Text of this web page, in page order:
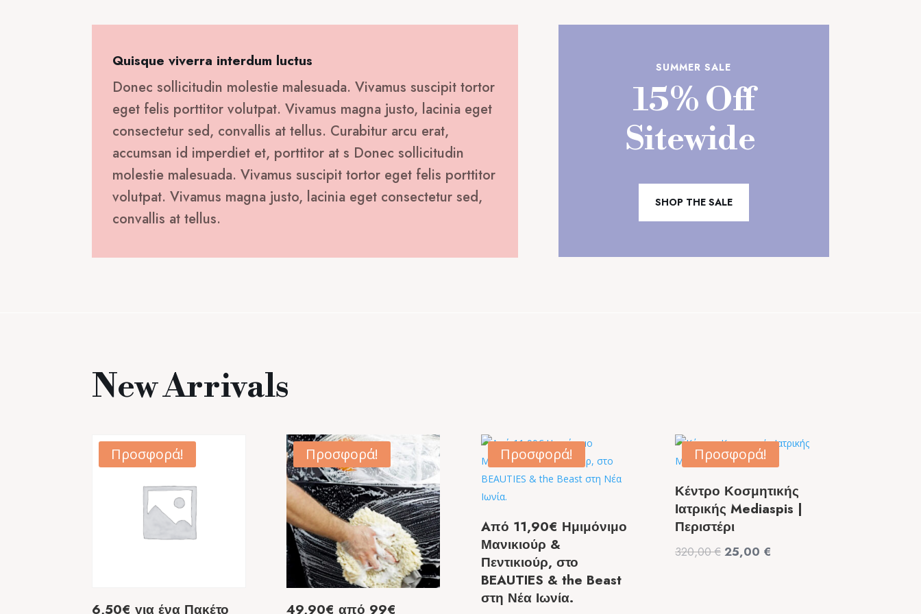
Quisque viverra interdum luctus
Donec sollicitudin molestie malesuada. Vivamus suscipit tortor
eget felis porttitor volutpat. Vivamus magna justo, lacinia eget
consectetur sed, convallis at tellus. Curabitur arcu erat,
accumsan id imperdiet et, porttitor at s Donec sollicitudin
molestie malesuada. Vivamus suscipit tortor eget felis porttitor
volutpat. Vivamus magna justo, lacinia eget consectetur sed,
convallis at tellus.
SUMMER SALE
15% Off
Sitewide
SHOP THE SALE
New Arrivals
Προσφορά!
6,50€ για ένα Πακέτο
Προσφορά!
49,90€ από 99€
Προσφορά!
Aπό 11,90€ Ημιμόνιμο
Μανικιούρ &
Πεντικιούρ, στο
BEAUTIES & the Beast
στη Νέα Ιωνία.
Προσφορά!
Κέντρο Κοσμητικής
Ιατρικής Mediaspis |
Περιστέρι
320,00€ Original
25,00 €